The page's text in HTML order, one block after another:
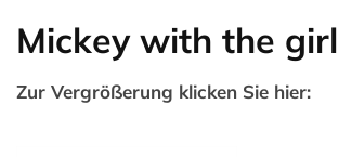
Mickey with the girl
Zur Vergrößerung klicken Sie hier: